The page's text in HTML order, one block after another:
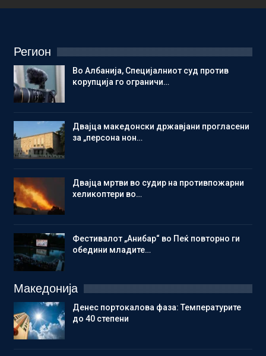
Регион
Во Албанија, Специјалниот суд против
корупција го ограничи…
Двајца македонски државјани прогласени
за „персона нон…
Двајца мртви во судир на противпожарни
хеликоптери во…
Фестивалот „Анибар“ во Пеќ повторно ги
обедини младите…
Македонија
Денес портокалова фаза: Температурите
до 40 степени